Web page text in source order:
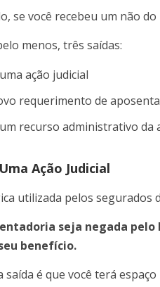
se você recebeu um não do
menos, três saídas:
ação judicial
requerimento de
recurso administrativo
Ação Judicial
utilizada pelos segurados
seja negada
benefício.
saída é que você terá